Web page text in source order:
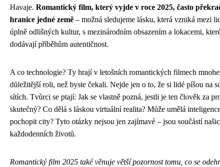
Havaje. Romantický film, který vyjde v roce 2025, často
hranice jedné země – možná sledujeme lásku, která vzniká mezi
úplně odlišných kultur, s mezinárodním obsazením a lokacemi,
dodávají příběhům autentičnost.
A co technologie? Ty hrají v letošních romantických filmech
důležitější roli, než byste čekali. Nejde jen o to, že si lidé píšou na
sítích. Tvůrci se ptají: Jak se vlastně pozná, jestli je ten člověk za
skutečný? Co dělá s láskou virtuální realita? Může umělá
pochopit city? Tyto otázky nejsou jen zajímavé – jsou součástí
každodenních životů.
Romantický film 2025 také věnuje větší pozornost tomu, co se